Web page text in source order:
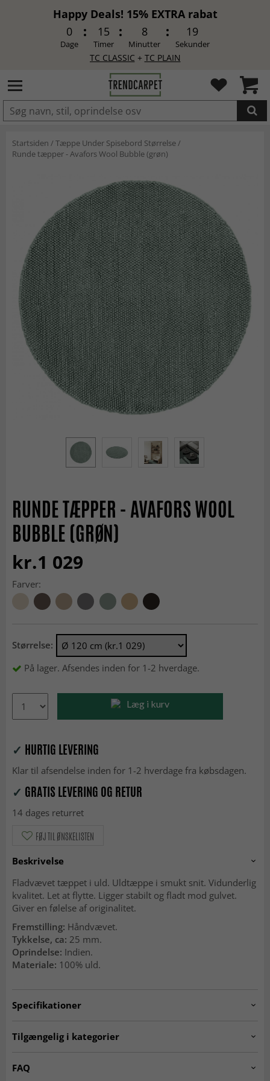
Happy Deals! 15% EXTRA rabat
0
Dage
15
Timer
8
Minutter
19
Sekunder
TC CLASSIC + TC PLAIN
LAGT I INDKØBSKURVEN.
Startsiden /Tæppe Under Spisebord Størrelse/
Runde tæpper - Avafors Wool Bubble (grøn)
RUNDE TÆPPER - AVAFORS WOOL
BUBBLE (GRØN)
kr.1 029
Farver:
Størrelse:
På lager. Afsendes inden for 1-2 hverdage.
Læg i kurv
✓ HURTIG LEVERING
Klar til afsendelse inden for 1-2 hverdage fra købsdagen.
✓ GRATIS LEVERING OG RETUR
14 dages returret
FØJ TIL ØNSKELISTEN
Beskrivelse
Fladvævet tæppet i uld. Uldtæppe i smukt snit. Vidunderlig
kvalitet. Let at flytte. Ligger stabilt og fladt mod gulvet.
Giver en følelse af originalitet.
Fremstilling: Håndvævet.
Tykkelse, ca: 25 mm.
Oprindelse: Indien.
Materiale: 100% uld.
Specifikationer
Tilgængelig i kategorier
FAQ